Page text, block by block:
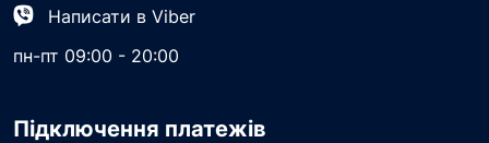
Написати в Viber
пн-пт 09:00 - 20:00
Підключення платежів